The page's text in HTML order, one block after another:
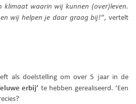
klimaat waarin wij kunnen (over)leven.
wij helpen je daar graag bij!’’, vertelt
als doelstelling om over 5 jaar in de
erbij’ te hebben gerealiseerd. ‘Een